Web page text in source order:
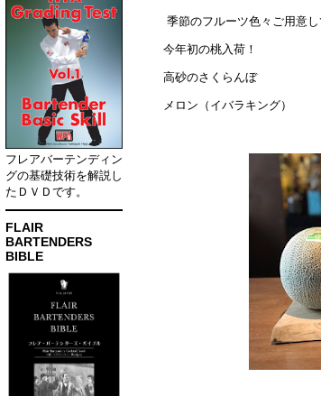
季節のフルーツ色々ご用意し
今年初の桃入荷！
高砂のさくらんぼ
メロン（イバラキング）
フレアバーテンディン
グの基礎技術を解説し
たＤＶＤです。
FLAIR
BARTENDERS
BIBLE